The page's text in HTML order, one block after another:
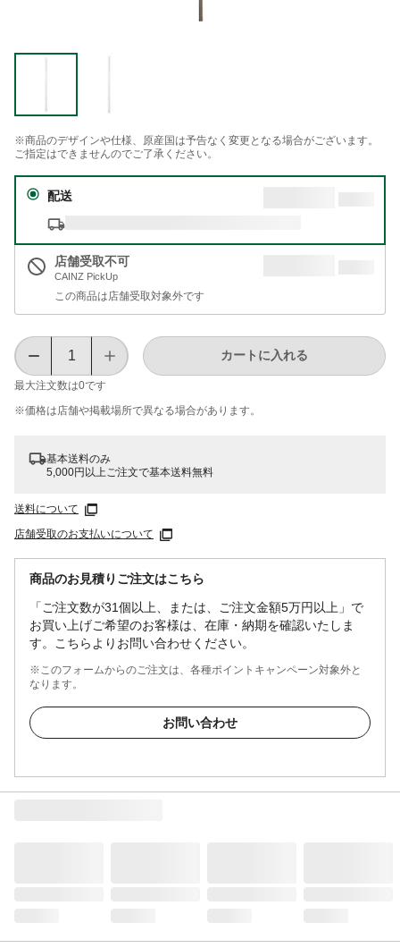
※商品のデザインや仕様、原産国は予告なく変更となる場合がございます。
ご指定はできませんのでご了承ください。
配送
店舗受取不可
CAINZ PickUp
この商品は店舗受取対象外です
最大注文数は0です
カートに入れる
※価格は​店舗や​掲載場所で​異なる​場合が​あります。
基本送料のみ
5,000円以上ご注文で基本送料無料
送料について
店舗受取のお支払いについて
商品のお見積りご注文はこちら
「ご注文数が31個以上、または、ご注文金額5万円以上」で
お買い上げご希望のお客様は、在庫・納期を確認いたしま
す。こちらよりお問い合わせください。
※このフォームからのご注文は、各種ポイントキャンペーン対象外と
なります。
お問い合わせ